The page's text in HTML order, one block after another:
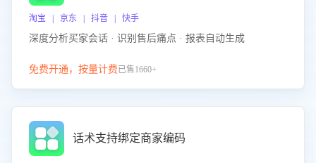
淘宝 | 京东 | 抖音 | 快手
深度分析买家会话 · 识别售后痛点 · 报表自动生成
免费开通，按量计费已售1660+
话术支持绑定商家编码